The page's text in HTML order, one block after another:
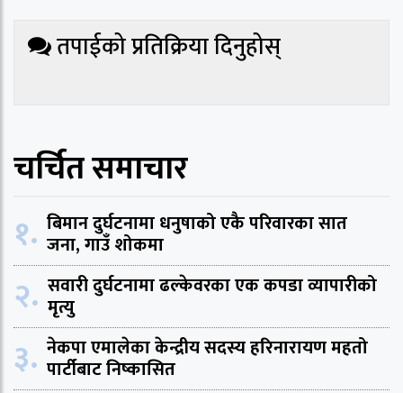
तपाईको प्रतिक्रिया दिनुहोस्
चर्चित समाचार
१. बिमान दुर्घटनामा धनुषाको एकै परिवारका सात
जना, गाउँ शोकमा
२. सवारी दुर्घटनामा ढल्केवरका एक कपडा व्यापारीको
मृत्यु
३. नेकपा एमालेका केन्द्रीय सदस्य हरिनारायण महतो
पार्टीबाट निष्कासित